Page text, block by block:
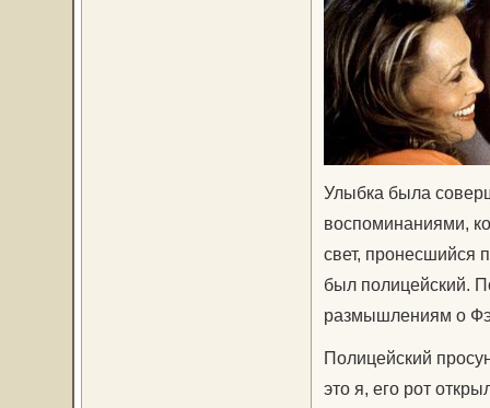
Улыбка была
воспоминаниями,
свет, пронесшийся
был полицейский.
размышлениям о
Полицейский
это я, его рот